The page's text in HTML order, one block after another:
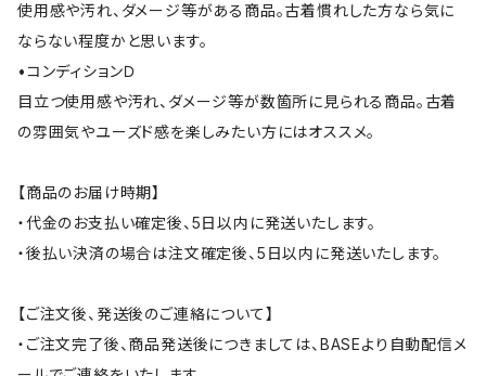
使用感や汚れ、ダメージ等がある商品。古着慣れした方なら気に
ならない程度かと思います。
•コンディションＤ
目立つ使用感や汚れ、ダメージ等が数箇所に見られる商品。古着
の雰囲気やユーズド感を楽しみたい方にはオススメ。
【商品のお届け時期】
・代金のお支払い確定後、5日以内に発送いたします。
・後払い決済の場合は注文確定後、5日以内に発送いたします。
【ご注文後、発送後のご連絡について】
・ご注文完了後、商品発送後につきましては、BASEより自動配信メ